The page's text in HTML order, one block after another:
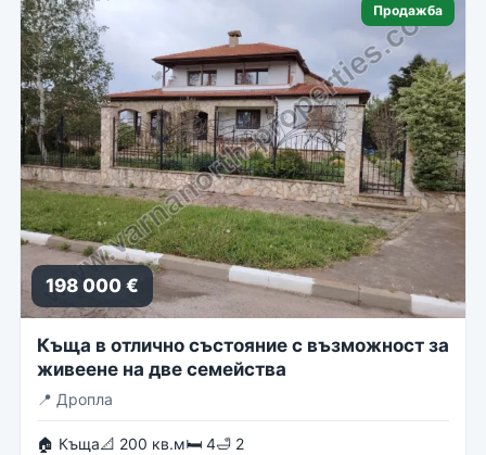
Продажба
198 000 €
Къща в отлично състояние с възможност за
живеене на две семейства
📍 Дропла
🏠 Къща📐 200 кв.м🛏 4🛁 2